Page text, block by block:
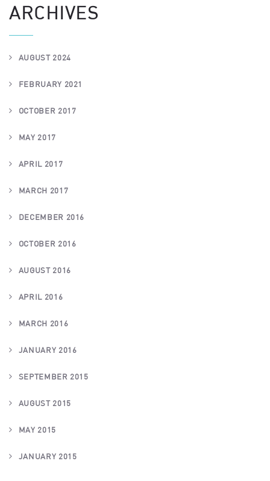
ARCHIVES
AUGUST 2024
FEBRUARY 2021
OCTOBER 2017
MAY 2017
APRIL 2017
MARCH 2017
DECEMBER 2016
OCTOBER 2016
AUGUST 2016
APRIL 2016
MARCH 2016
JANUARY 2016
SEPTEMBER 2015
AUGUST 2015
MAY 2015
JANUARY 2015